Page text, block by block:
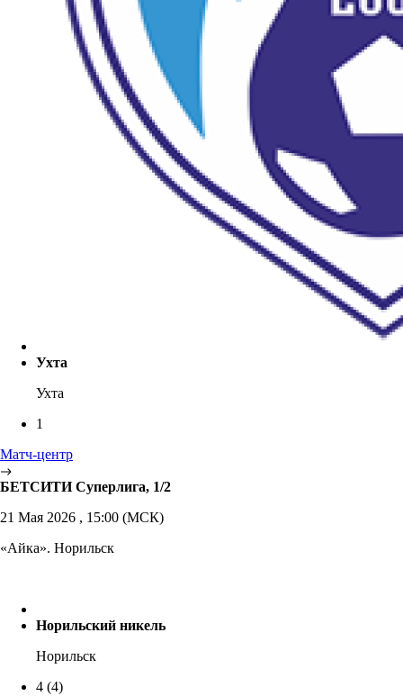
Ухта
Ухта
1
Матч-центр
БЕТСИТИ Суперлига, 1/2
21 Мая 2026 , 15:00 (МСК)
«Айка». Норильск
Норильский никель
Норильск
4 (4)